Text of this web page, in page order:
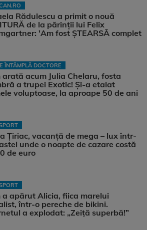
Rădulescu a primit o nouă
de la părinții lui Felix
'Am fost ȘTEARSĂ complet
ÎNTÂMPLĂ DOCTORE
arată acum Julia Chelaru, fosta
a trupei Exotic! Și-a etalat
voluptoase, la aproape 50 de ani
Țiriac, vacanță de mega – lux într-
unde o noapte de cazare costă
de euro
a apărut Alicia, fiica marelui
într-o pereche de bikini.
a explodat: „Zeiță superbă!”